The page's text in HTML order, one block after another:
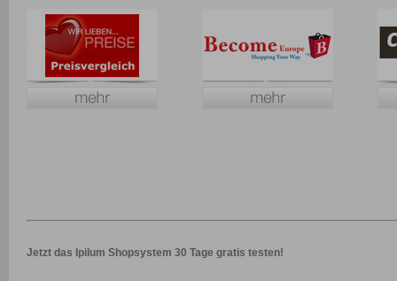
Jetzt das Ipilum Shopsystem 30 Tage gratis testen!